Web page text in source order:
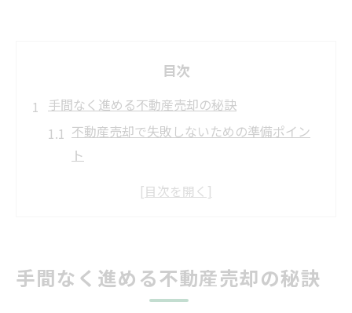
目次
手間なく進める不動産売却の秘訣
不動産売却で失敗しないための準備ポイン
ト
空き家も安心の不動産売却サポート術
地域事情を活かした不動産売却の手順とは
手間なく進める不動産売却の秘訣